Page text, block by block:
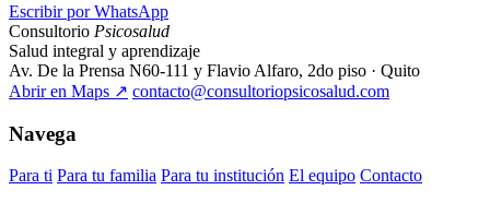
Escribir por WhatsApp
Consultorio Psicosalud
Salud integral y aprendizaje
Av. De la Prensa N60-111 y Flavio Alfaro, 2do piso · Quito
Abrir en Maps ↗ contacto@consultoriopsicosalud.com
Navega
Para ti Para tu familia Para tu institución El equipo Contacto